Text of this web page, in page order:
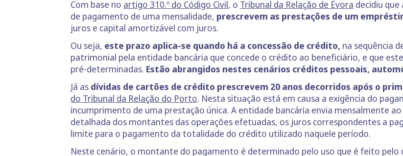
Com base no artigo 310.º do Código Civil, o Tribunal da Relação de Évora decidiu que
de pagamento de uma mensalidade, prescrevem as prestações de um
juros e capital amortizável com juros.
Ou seja, este prazo aplica-se quando há a concessão de crédito, na sequência
patrimonial pela entidade bancária que concede o crédito ao beneficiário, e que
pré-determinadas. Estão abrangidos nestes cenários créditos pessoais,
Já as dívidas de cartões de crédito prescrevem 20 anos decorridos após o
do Tribunal da Relação do Porto. Nesta situação está em causa a exigência do
incumprimento de uma prestação única. A entidade bancária envia mensalmente
detalhada dos montantes das operações efetuadas, os juros correspondentes a
limite para o pagamento da totalidade do crédito utilizado naquele período.
Neste cenário, o montante do pagamento é determinado pelo uso que é feito